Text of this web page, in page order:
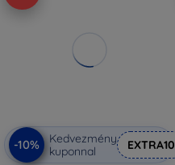
-10%
Kedvezmény
kuponnal
EXTRA10